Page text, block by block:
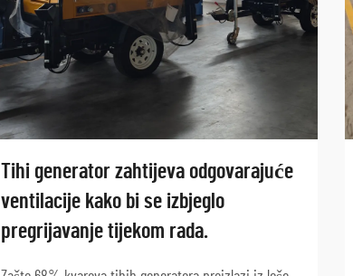
Tihi generator zahtijeva odgovarajuće
ventilacije kako bi se izbjeglo
pregrijavanje tijekom rada.